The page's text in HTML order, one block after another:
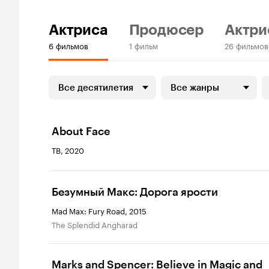
Актриса
6 фильмов
Продюсер
1 фильм 26 фильмов
Все десятилетия Все жанры
About Face
ТВ, 2020
Безумный Макс: Дорога ярости
Mad Max: Fury Road, 2015
The Splendid Angharad
Marks and Spencer: Believe in Magic and